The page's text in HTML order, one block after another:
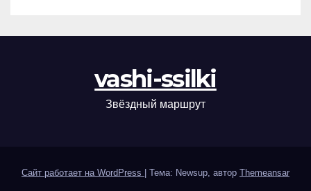
vashi-ssilki
Звёздный маршрут
Сайт работает на WordPress Тема: Newsup, автор Themeansar